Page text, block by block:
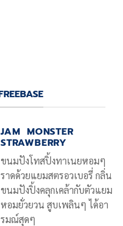
JAM MONSTER
STRAWBERRY
ขนมปังโทสปิ้งทาเนยหอมๆ
ราดด้วยแยมสตรอวเบอรี่ กลิ่น
ขนมปังปิ้งคลุกเคล้ากับตัวแยม
หอมยั่วยวน สูบเพลินๆ ได้อา
รมณ์สุดๆ